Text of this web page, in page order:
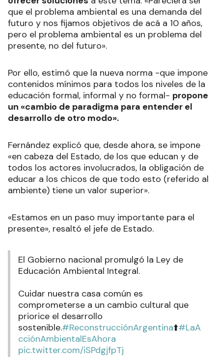
que el problema ambiental es una demanda del
futuro y nos fijamos objetivos de acá a 10 años,
pero el problema ambiental es un problema del
presente, no del futuro».
Por ello, estimó que la nueva norma -que impone
contenidos mínimos para todos los niveles de la
educación formal, informal y no formal- propone
un «cambio de paradigma para entender el
desarrollo de otro modo».
Fernández explicó que, desde ahora, se impone
«en cabeza del Estado, de los que educan y de
todos los actores involucrados, la obligación de
educar a los chicos de que todo esto (referido al
ambiente) tiene un valor superior».
«Estamos en un paso muy importante para el
presente», resaltó el jefe de Estado.
El Gobierno nacional promulgó la Ley de
Educación Ambiental Integral.
Cuidar nuestra casa común es
comprometerse a un cambio cultural que
priorice el desarrollo
sostenible.#ReconstrucciónArgentina⬆️#LaA
cciónAmbientalEsAhora
pic.twitter.com/iSPdgjfpTj